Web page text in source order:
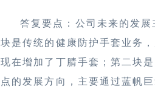
答复要点：公司未来的发展
块是传统的健康防护手套业务
现在增加了丁腈手套；第二块
点的发展方向，主要通过蓝帆